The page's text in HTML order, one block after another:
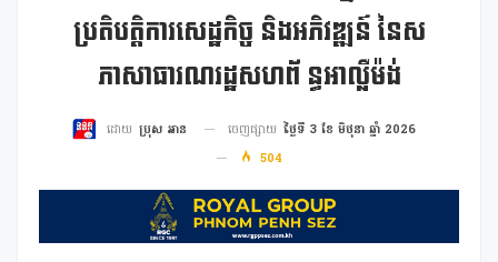
ប្រតិបត្តិការសេដ្ឋកិច្ច និងអភិវឌ្ឍន៍ នៃស
ភាសាធារណរដ្ឋសហព័ ន្ធអាល្លឺម៉ង់
ដោយ ប្រុស អាន ចេញផ្សាយ ថ្ងៃទី 3 ខែ មិថុនា ឆ្នាំ 2026
504